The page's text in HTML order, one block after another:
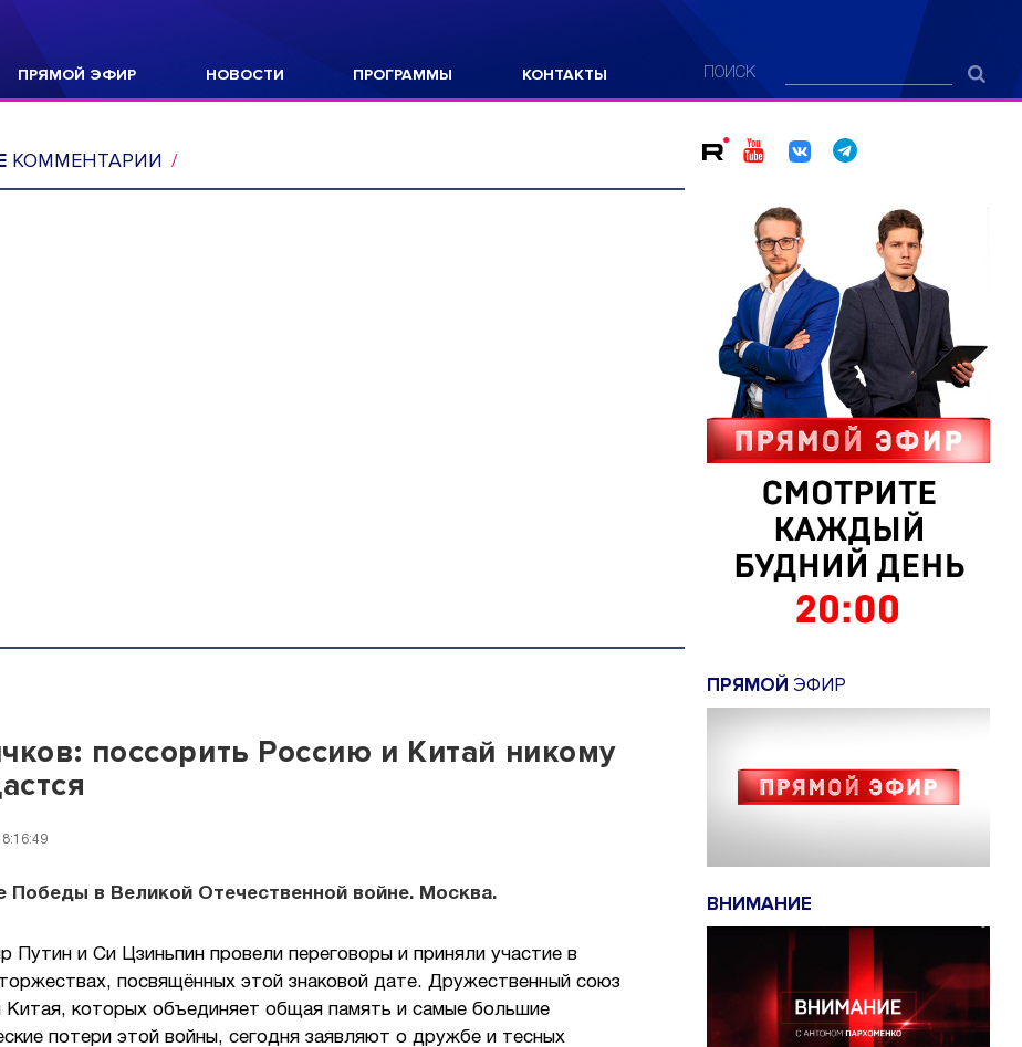
ПРЯМОЙ ЭФИР НОВОСТИ ПРОГРАММЫ КОНТАКТЫ ПОИСК
КОММЕНТАРИИ
поссорить Россию и Китай никому
Победы в Великой Отечественной войне. Москва.
Путин и Си Цзиньпин провели переговоры и приняли участие в
посвящённых этой знаковой дате. Дружественный союз
Китая, которых объединяет общая память и самые большие
потери этой войны, сегодня заявляют о дружбе и тесных
ПРЯМОЙ ЭФИР
ВНИМАНИЕ